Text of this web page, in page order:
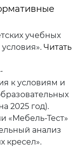
учебных
Читать
к условиям и
2025 год).
«Мебель-Тест»
анализ
кресел».